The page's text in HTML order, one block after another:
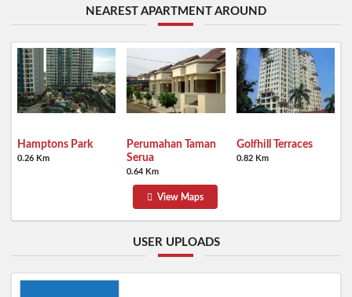
NEAREST APARTMENT AROUND
Hamptons Park
0.26 Km
Perumahan Taman
Serua
0.64 Km
Golfhill Terraces
0.82 Km
View Maps
USER UPLOADS